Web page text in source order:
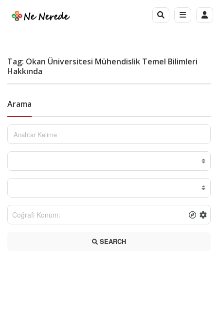
Tag: Okan Üniversitesi Mühendislik Temel Bilimleri
Hakkında
Arama
SEARCH